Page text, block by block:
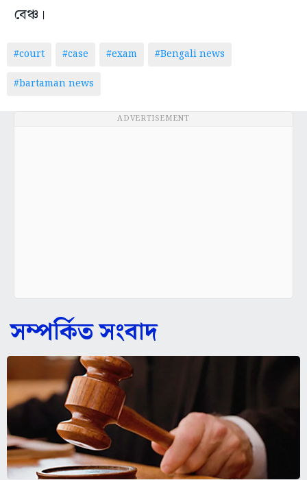
বেঞ্চ।
#court #case #exam
#Bengali news
#bartaman news
ADVERTISEMENT
সম্পর্কিত সংবাদ